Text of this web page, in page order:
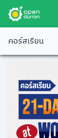
คอร์สเรียน